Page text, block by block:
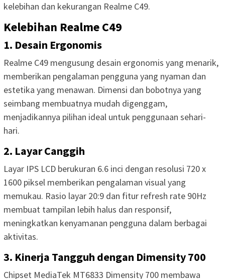
kelebihan dan kekurangan Realme C49.
Kelebihan Realme C49
1. Desain Ergonomis
Realme C49 mengusung desain ergonomis yang menarik,
memberikan pengalaman pengguna yang nyaman dan
estetika yang menawan. Dimensi dan bobotnya yang
seimbang membuatnya mudah digenggam,
menjadikannya pilihan ideal untuk penggunaan sehari-
hari.
2. Layar Canggih
Layar IPS LCD berukuran 6.6 inci dengan resolusi 720 x
1600 piksel memberikan pengalaman visual yang
memukau. Rasio layar 20:9 dan fitur refresh rate 90Hz
membuat tampilan lebih halus dan responsif,
meningkatkan kenyamanan pengguna dalam berbagai
aktivitas.
3. Kinerja Tangguh dengan Dimensity 700
Chipset MediaTek MT6833 Dimensity 700 membawa